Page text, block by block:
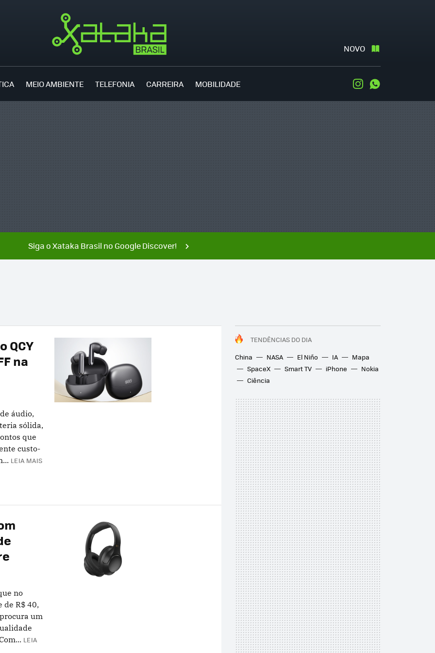
NOVO
MEIO AMBIENTE TELEFONIA CARREIRA MOBILIDADE Instagram
Siga o Xataka Brasil no Google Discover!
TENDÊNCIAS DO DIA
China
NASA El Niño IA
Mapa
SpaceX
Smart TV iPhone
Nokia
Ciência
QCY
na
áudio,
sólida,
que
custo-
LEIA MAIS
no
de R$ 40,
um
LEIA